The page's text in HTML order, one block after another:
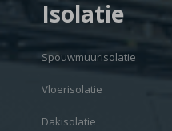
Isolatie
Spouwmuurisolatie
Vloerisolatie
Dakisolatie